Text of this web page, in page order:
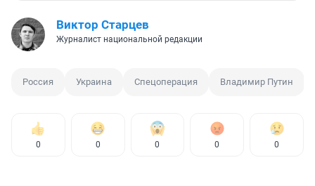
Виктор Старцев
Журналист национальной редакции
Россия Украина Спецоперация Владимир Путин
0 0 0 0 0